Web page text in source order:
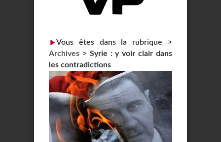
Vous êtes dans la rubrique >
Archives > Syrie : y voir clair dans
les contradictions